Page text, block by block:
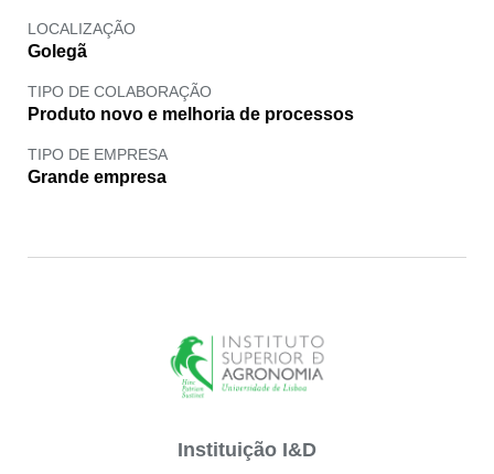
LOCALIZAÇÃO
Golegã
TIPO DE COLABORAÇÃO
Produto novo e melhoria de processos
TIPO DE EMPRESA
Grande empresa
Instituição I&D